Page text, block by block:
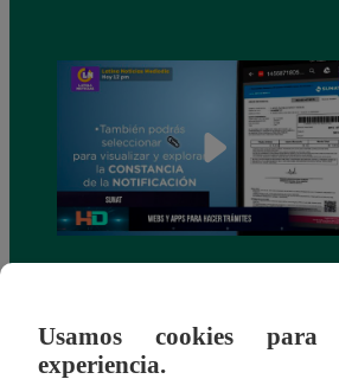
Usamos cookies
experiencia.